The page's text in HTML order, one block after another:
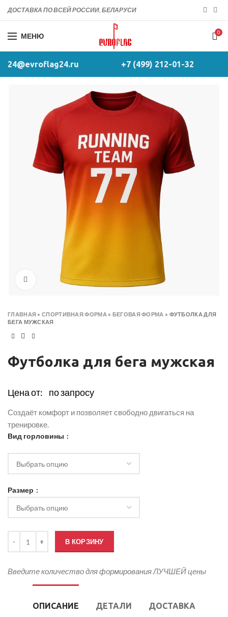
ДОСТАВКА ПО ВСЕЙ РОССИИ, БЕЛАРУСИ
МЕНЮ 0
24@evroflag24.ru +7 (499) 212-01-32
Click to enlarge
ГЛАВНАЯ »СПОРТИВНАЯ ФОРМА » БЕГОВАЯ ФОРМА » ФУТБОЛКА ДЛЯ
БЕГА МУЖСКАЯ
Футболка для бега мужская
Цена от: по запросу
Создаёт комфорт и позволяет свободно двигаться на
тренировке.
Вид горловины
Размер
В КОРЗИНУ
Введите количество для формирования ЛУЧШЕЙ цены
ОПИСАНИЕ ДЕТАЛИ ДОСТАВКА